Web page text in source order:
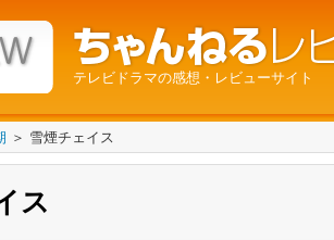
テレビドラマの感想・レビューサイト
＞ 雪煙チェイス
ス